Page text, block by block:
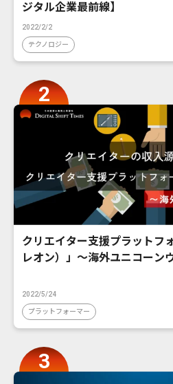
ジタル企業最前線】
2022/2/2
テクノロジー
クリエイター支援プラットフ
レオン）」〜海外ユニコーン
2022/5/24
プラットフォーマー